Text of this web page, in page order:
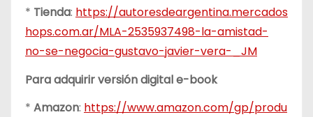
* Tienda: https://autoresdeargentina.mercados
hops.com.ar/MLA-2535937498-la-amistad-
no-se-negocia-gustavo-javier-vera-_JM
Para adquirir versión digital e-book
* Amazon: https://www.amazon.com/gp/produ